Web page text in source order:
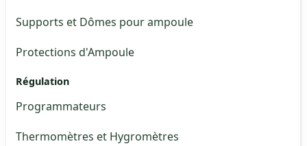
Supports et Dômes pour ampoule
Protections d'Ampoule
Régulation
Programmateurs
Thermomètres et Hygromètres